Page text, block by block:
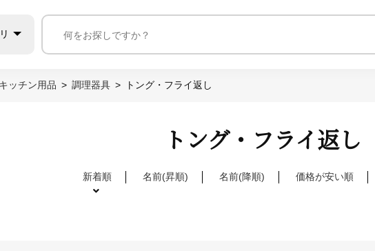
キッチン用品 調理器具 トング・フライ返し
トング・フライ返し
新着順 名前(昇順) 名前(降順) 価格が安い順